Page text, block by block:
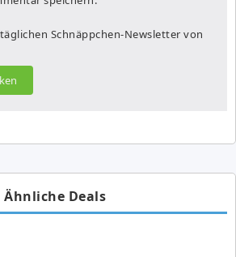
Schnäppchen-Newsletter von
Ähnliche Deals